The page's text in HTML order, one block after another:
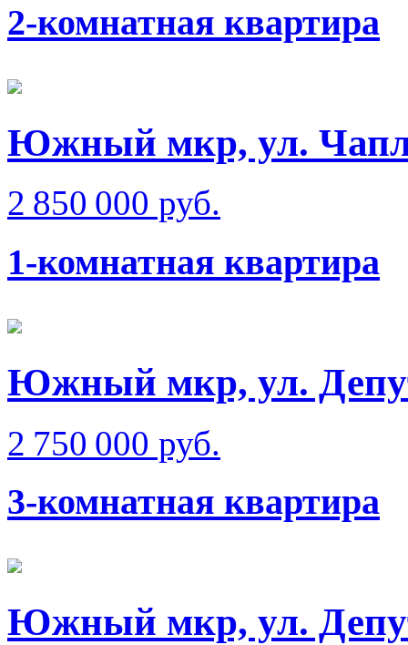
2-комнатная квартира
Южный мкр, ул.
2 850 000 руб.
1-комнатная квартира
Южный мкр, ул.
2 750 000 руб.
3-комнатная квартира
Южный мкр, ул.